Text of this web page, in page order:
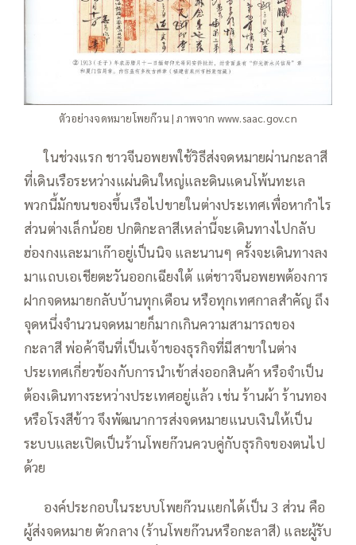
ตัวอย่างจดหมายโพยก๊วน | ภาพจาก www.saac.gov.cn
—–ในช่วงแรก ชาวจีนอพยพใช้วิธีส่งจดหมายผ่านกะลาสี
ที่เดินเรือระหว่างแผ่นดินใหญ่และดินแดนโพ้นทะเล
พวกนี้มักขนของขึ้นเรือไปขายในต่างประเทศเพื่อหากำไร
ส่วนต่างเล็กน้อย ปกติกะลาสีเหล่านี้จะเดินทางไปกลับ
ฮ่องกงและมาเก๊าอยู่เป็นนิจ และนานๆ ครั้งจะเดินทางลง
มาแถบเอเชียตะวันออกเฉียงใต้ แต่ชาวจีนอพยพต้องการ
ฝากจดหมายกลับบ้านทุกเดือน หรือทุกเทศกาลสำคัญ ถึง
จุดหนึ่งจำนวนจดหมายก็มากเกินความสามารถของ
กะลาสี พ่อค้าจีนที่เป็นเจ้าของธุรกิจที่มีสาขาในต่าง
ประเทศเกี่ยวข้องกับการนำเข้าส่งออกสินค้า หรือจำเป็น
ต้องเดินทางระหว่างประเทศอยู่แล้ว เช่น ร้านผ้า ร้านทอง
หรือโรงสีข้าว จึงพัฒนาการส่งจดหมายแนบเงินให้เป็น
ระบบและเปิดเป็นร้านโพยก๊วนควบคู่กับธุรกิจของตนไป
ด้วย
องค์ประกอบในระบบโพยก๊วนแยกได้เป็น 3 ส่วน คือ
ผู้ส่งจดหมาย ตัวกลาง (ร้านโพยก๊วนหรือกะลาสี) และผู้รับ